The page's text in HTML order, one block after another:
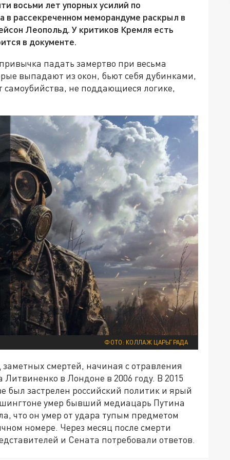
восьми лет упорных усилий по
рассекреченном меморандуме раскрыл в
Леопольд. У критиков Кремля есть
в документе.
падать замертво при весьма
выпадают из окон, бьют себя дубинками,
не поддающиеся логике,
ФОТО: КОЛЛАЖ ЦАРЬГРАДА
смертей, начиная с отравления
в Лондоне в 2006 году. В 2015
был застрелен российский политик и ярый
умер бывший медиацарь Путина
что он умер от удара тупым предметом
номере. Через месяц после смерти
и Сената потребовали ответов.